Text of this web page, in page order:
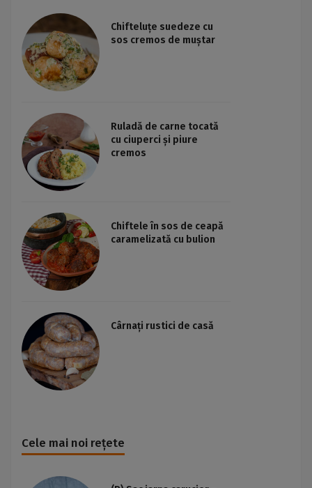
Chifteluțe suedeze cu
sos cremos de muștar
Ruladă de carne tocată
cu ciuperci și piure
cremos
Chiftele în sos de ceapă
caramelizată cu bulion
Cârnați rustici de casă
Cele mai noi rețete